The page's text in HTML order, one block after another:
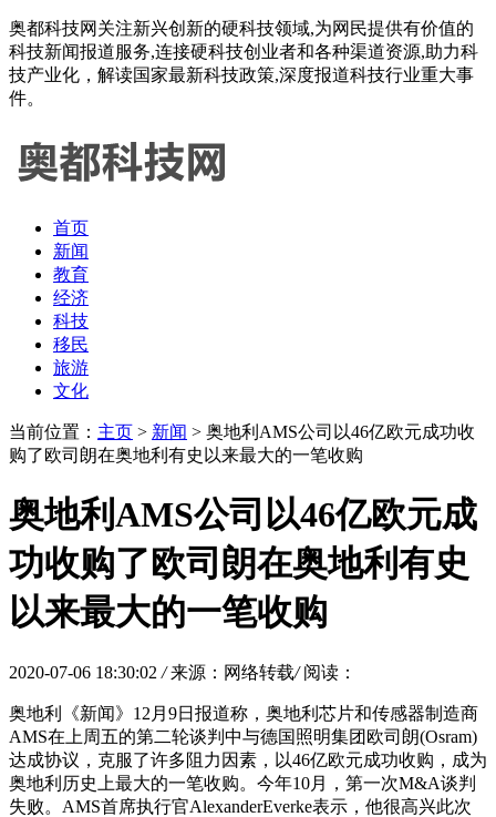
奥都科技网关注新兴创新的硬科技领域,为网民提供有价值的
科技新闻报道服务,连接硬科技创业者和各种渠道资源,助力科
技产业化，解读国家最新科技政策,深度报道科技行业重大事
件。
首页
新闻
教育
经济
科技
移民
旅游
文化
当前位置： 主页 > 新闻 > 奥地利AMS公司以46亿欧元成功收
购了欧司朗在奥地利有史以来最大的一笔收购
奥地利AMS公司以46亿欧元成
功收购了欧司朗在奥地利有史
以来最大的一笔收购
2020-07-06 18:30:02 / 来源：网络转载/ 阅读：
奥地利《新闻》12月9日报道称，奥地利芯片和传感器制造商
AMS在上周五的第二轮谈判中与德国照明集团欧司朗(Osram)
达成协议，克服了许多阻力因素，以46亿欧元成功收购，成为
奥地利历史上最大的一笔收购。今年10月，第一次M&A谈判
失败。AMS首席执行官AlexanderEverke表示，他很高兴此次